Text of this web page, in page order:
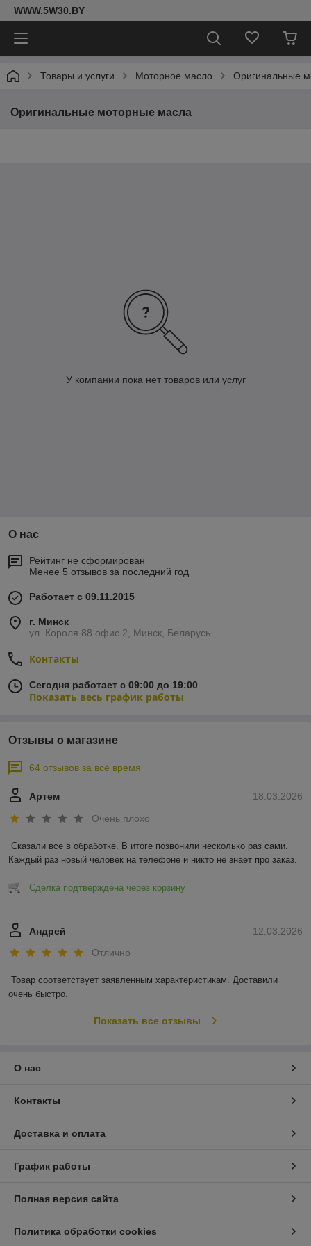
WWW.5W30.BY
Товары и услуги Моторное масло Оригинальные
Оригинальные моторные масла
У компании пока нет товаров или услуг
О нас
Рейтинг не сформирован
Менее 5 отзывов за последний год
Работает с 09.11.2015
г. Минск
ул. Короля 88 офис 2, Минск, Беларусь
Контакты
Сегодня работает с 09:00 до 19:00
Показать весь график работы
Отзывы о магазине
64 отзывов за всё время
18.03.2026
Артем
Очень плохо
Сказали все в обработке. В итоге позвонили несколько раз сами.
Каждый раз новый человек на телефоне и никто не знает про заказ.
Сделка подтверждена через корзину
12.03.2026
Андрей
Отлично
Товар соответствует заявленным характеристикам. Доставили
очень быстро.
Показать все отзывы
О нас
Контакты
Доставка и оплата
График работы
Полная версия сайта
Политика обработки cookies